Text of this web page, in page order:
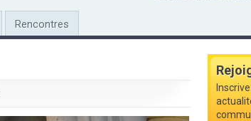
Rencontres